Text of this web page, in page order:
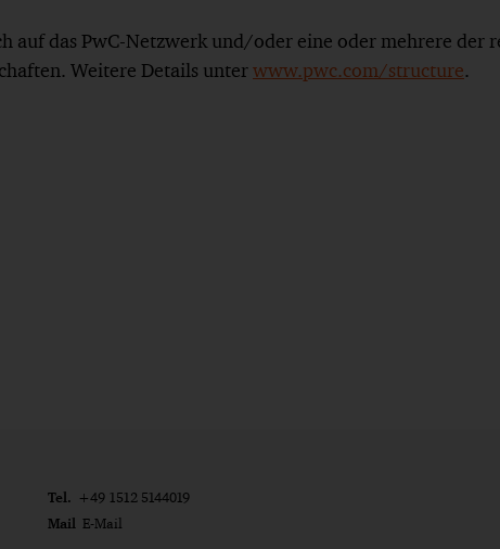
auf das PwC-Netzwerk und/oder eine oder mehrere der
Weitere Details unterwww.pwc.com/structure.
Tel. +49 1512 5144019
Mail E-Mail